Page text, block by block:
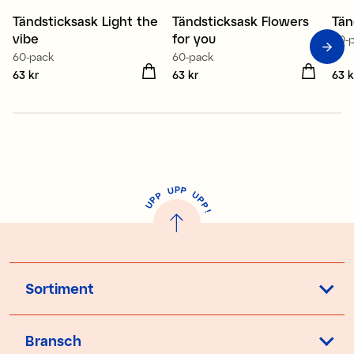
Nyhet
Tändsticksask Light the
vibe
60-pack
Pris:
63 kr
Nyhet
Tändsticksask Flowers
for you
60-pack
Pris:
63 kr Pris
63
U
P
P UPP UP
P
!
Sortiment
Bransch